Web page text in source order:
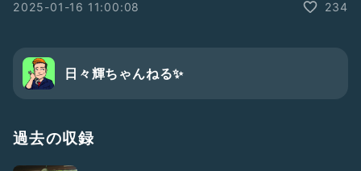
#日々輝ちゃんねる #豆知識
BGM : MusMus
2025-01-16 11:00:08
234
日々輝ちゃんねる✨
過去の収録